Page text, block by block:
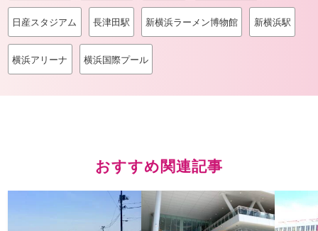
日産スタジアム 長津田駅 新横浜ラーメン博物館 新横浜駅
横浜アリーナ 横浜国際プール
おすすめ関連記事